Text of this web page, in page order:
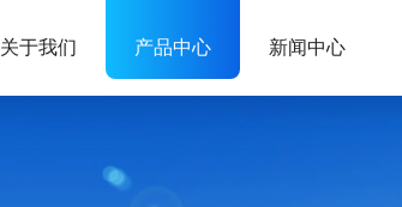
关于我们 产品中心 新闻中心